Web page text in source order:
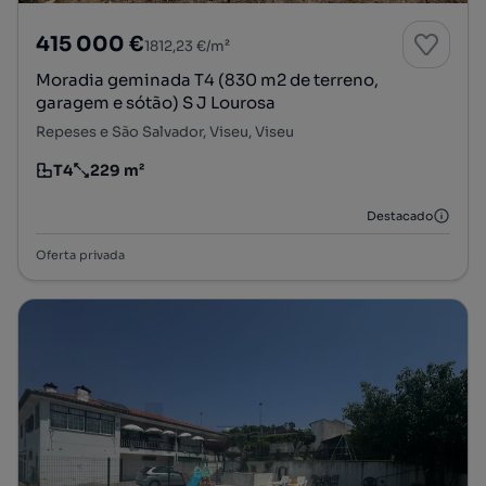
415 000 €1812,23 €/m²
Moradia geminada T4 (830 m2 de terreno,
garagem e sótão) S J Lourosa
Repeses e São Salvador, Viseu, Viseu
Tipologia
T4
Preço por metro quadrado
229 m²
Destacado
Oferta privada